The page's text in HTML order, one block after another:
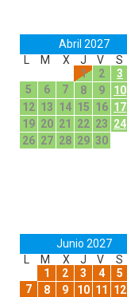
Abril 2027
M X J V S
1
2 3
5
6 7 8 9 10
12 13 14 15 16 17
19 20 21 22 23 24
26 27 28 29 30
Junio 2027
M X J V S
1
2 3 4 5
7
8 9 10 11 12